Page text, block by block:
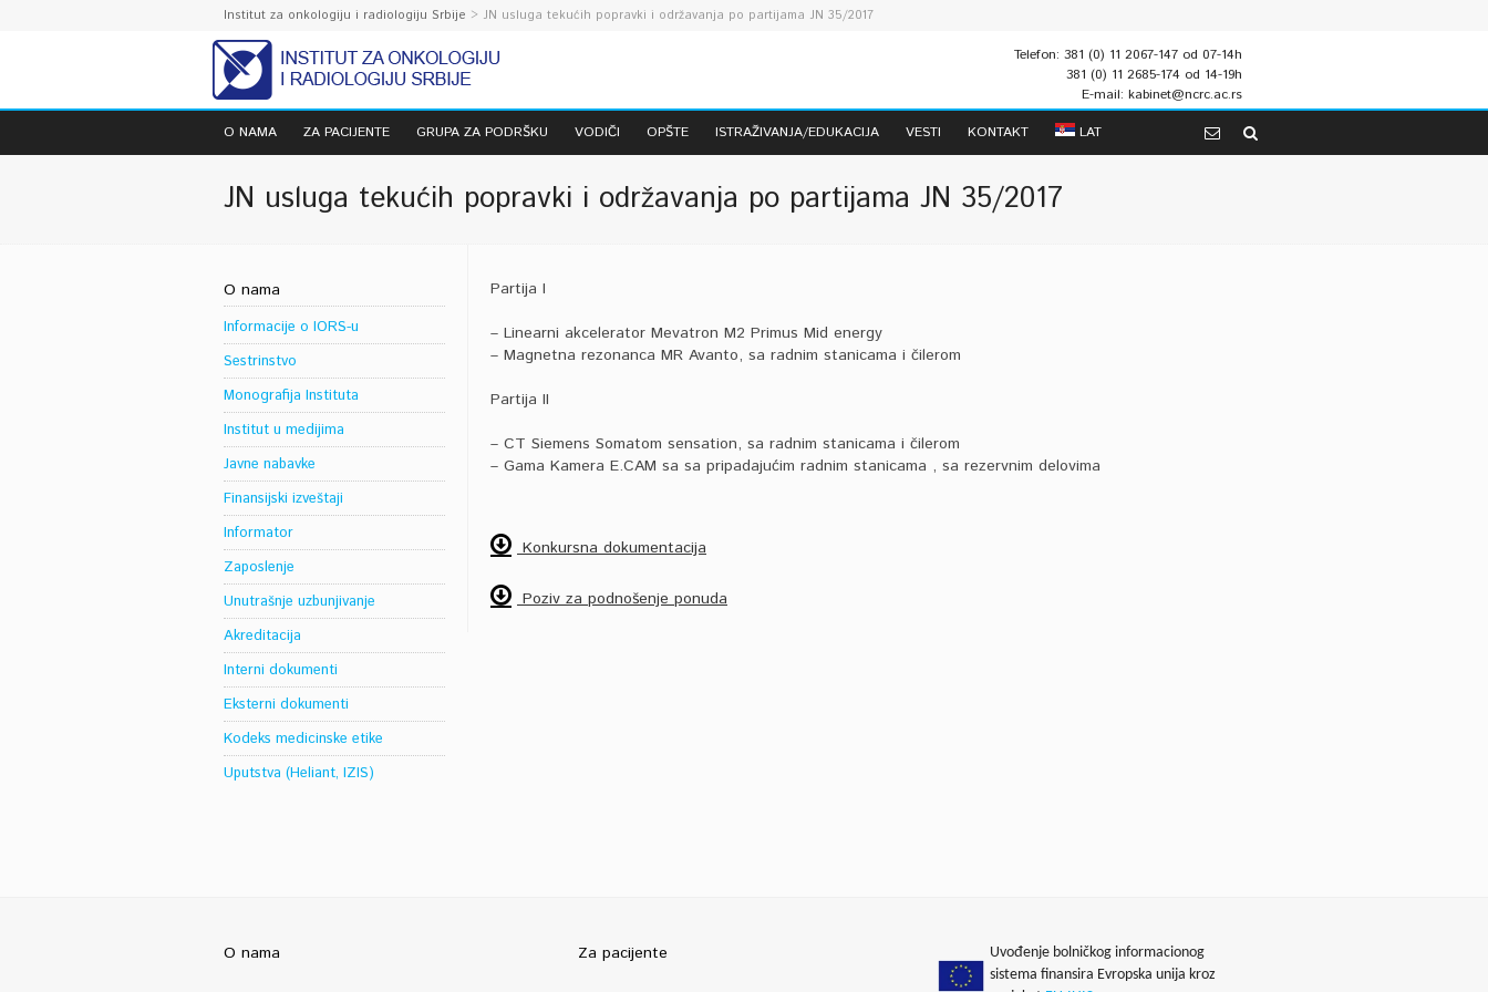
Institut za onkologiju i radiologiju Srbije > JN usluga tekućih popravki i održavanja po partijama JN 35/2017
Telefon: 381 (0) 11 2067-147 od 07-14h
381 (0) 11 2685-174 od 14-19h
E-mail: kabinet@ncrc.ac.rs
O NAMA ZA PACIJENTE GRUPA ZA PODRŠKU VODIČI OPŠTE ISTRAŽIVANJA/EDUKACIJA VESTI KONTAKT LAT
JN usluga tekućih popravki i održavanja po partijama JN 35/2017
Partija I
– Linearni akcelerator Mevatron M2 Primus Mid energy
– Magnetna rezonanca MR Avanto, sa radnim stanicama i čilerom
Partija II
– CT Siemens Somatom sensation, sa radnim stanicama i čilerom
– Gama Kamera E.CAM sa sa pripadajućim radnim stanicama , sa rezervnim delovima
Konkursna dokumentacija
Poziv za podnošenje ponuda
O nama
Informacije o IORS-u
Sestrinstvo
Monografija Instituta
Institut u medijima
Javne nabavke
Finansijski izveštaji
Informator
Zaposlenje
Unutrašnje uzbunjivanje
Akreditacija
Interni dokumenti
Eksterni dokumenti
Kodeks medicinske etike
Uputstva (Heliant, IZIS)
O nama Za pacijente
Uvođenje bolničkog informacionog
sistema finansira Evropska unija kroz